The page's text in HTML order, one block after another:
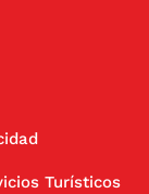
Turísticos